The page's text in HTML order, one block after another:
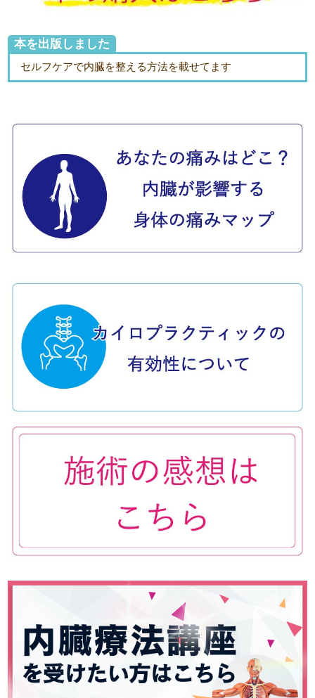
本を出版しました
セルフケアで内臓を整える方法を載せてます